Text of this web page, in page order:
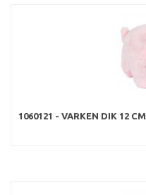
1060121 - VARKEN DIK 12 CM